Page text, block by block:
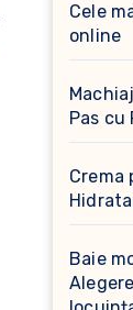
Cele
online
Pas cu
Crema
Baie